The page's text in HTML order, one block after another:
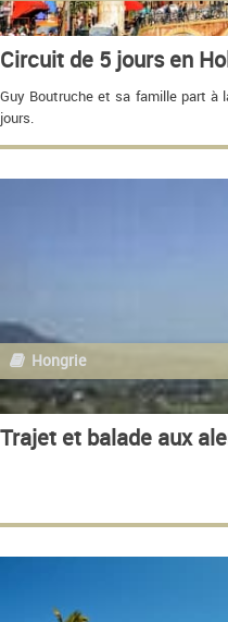
Circuit de 5 jours en
Guy Boutruche et sa famille part à
jours.
Hongrie
Trajet et balade aux